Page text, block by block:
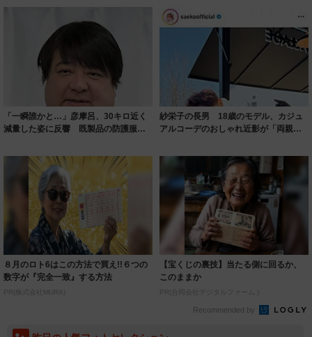
「一瞬誰かと…」彦摩呂、30キロ近く
減量した姿に反響 既製品の防護服が
紗栄子の長男 18歳のモデル、カジュ
アルコーデのおしゃれ近影が「両親の
８月のロト6はこの方法で買え!!６つの
数字が『完全一致』する方法
PR(株式会社MURA)
【宝くじの裏技】当たる側に回るか、
このままか
PR(合同会社デジタルファーム )
Recommended by